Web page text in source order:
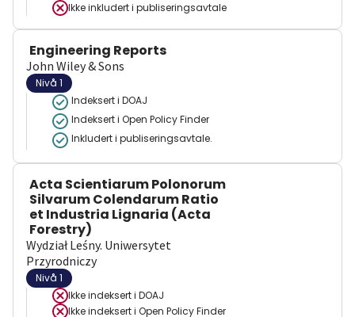
Ikke inkludert i publiseringsavtale
Engineering Reports
John Wiley & Sons
Nivå 1
Indeksert i DOAJ
Indeksert i Open Policy Finder
Inkludert i publiseringsavtale.
Acta Scientiarum Polonorum
Silvarum Colendarum Ratio
et Industria Lignaria (Acta
Forestry)
Wydział Leśny. Uniwersytet
Przyrodniczy
Nivå 1
Ikke indeksert i DOAJ
Ikke indeksert i Open Policy Finder